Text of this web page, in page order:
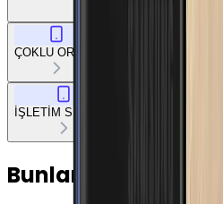
ÇOKLU ORTAM
İŞLETİM SİSTEMİ
Bunları da